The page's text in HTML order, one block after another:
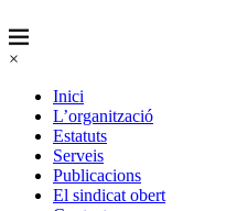
×
Inici
L’organització
Estatuts
Serveis
Publicacions
El sindicat obert